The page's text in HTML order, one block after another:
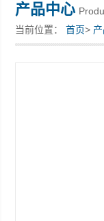
产品中心
当前位置：首页>
冲击器外径Ø136可